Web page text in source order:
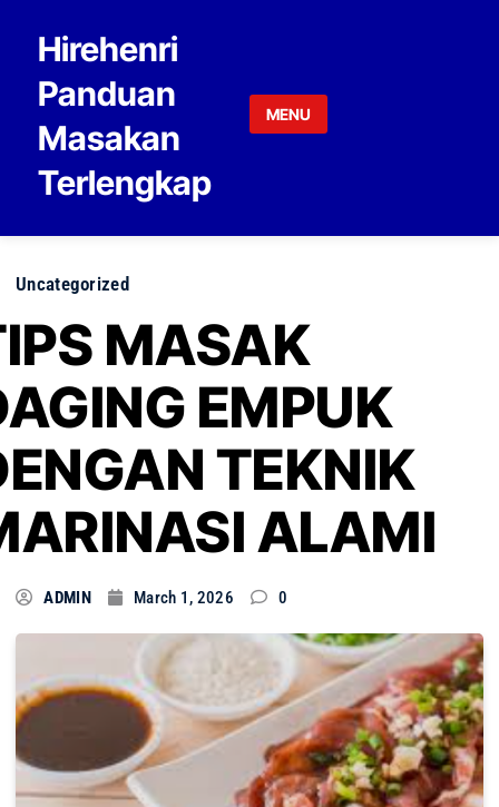
Hirehenri
Panduan
Masakan
Terlengkap
MENU
Uncategorized
MASAK
EMPUK
TEKNIK
ALAMI
ADMIN March 1, 2026 0